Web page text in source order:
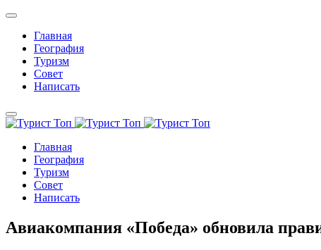
Главная
География
Туризм
Совет
Написать
Главная
География
Туризм
Совет
Написать
Авиакомпания «Победа» обновила